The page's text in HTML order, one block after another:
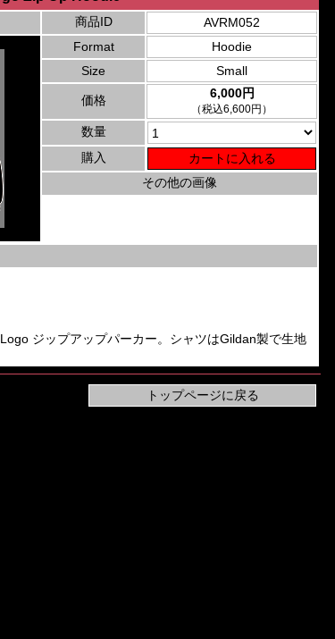
商品ID
AVRM052
Format
Hoodie
Size
Small
価格 6,000円
（税込6,600円）
数量
購入
その他の画像
ジップアップパーカー。シャツはGildan製で生地